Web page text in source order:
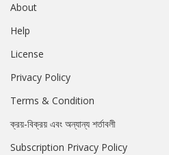
About
Help
License
Privacy Policy
Terms & Condition
ক্রয়-বিক্রয় এবং অন্যান্য শর্তাবলী
Subscription Privacy Policy